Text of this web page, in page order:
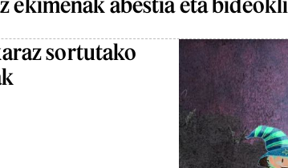
sortutako